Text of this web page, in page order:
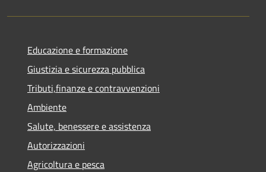
Educazione e formazione
Giustizia e sicurezza pubblica
Tributi,finanze e contravvenzioni
Ambiente
Salute, benessere e assistenza
Autorizzazioni
Agricoltura e pesca